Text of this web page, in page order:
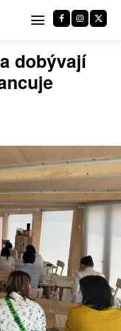
dobývají